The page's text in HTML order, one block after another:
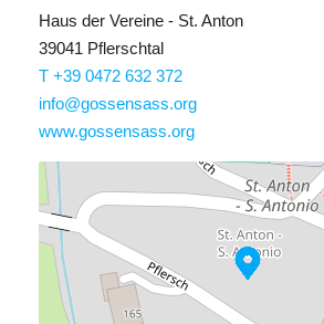
Haus der Vereine - St. Anton
39041 Pflerschtal
T +39 0472 632 372
info@gossensass.org
www.gossensass.org